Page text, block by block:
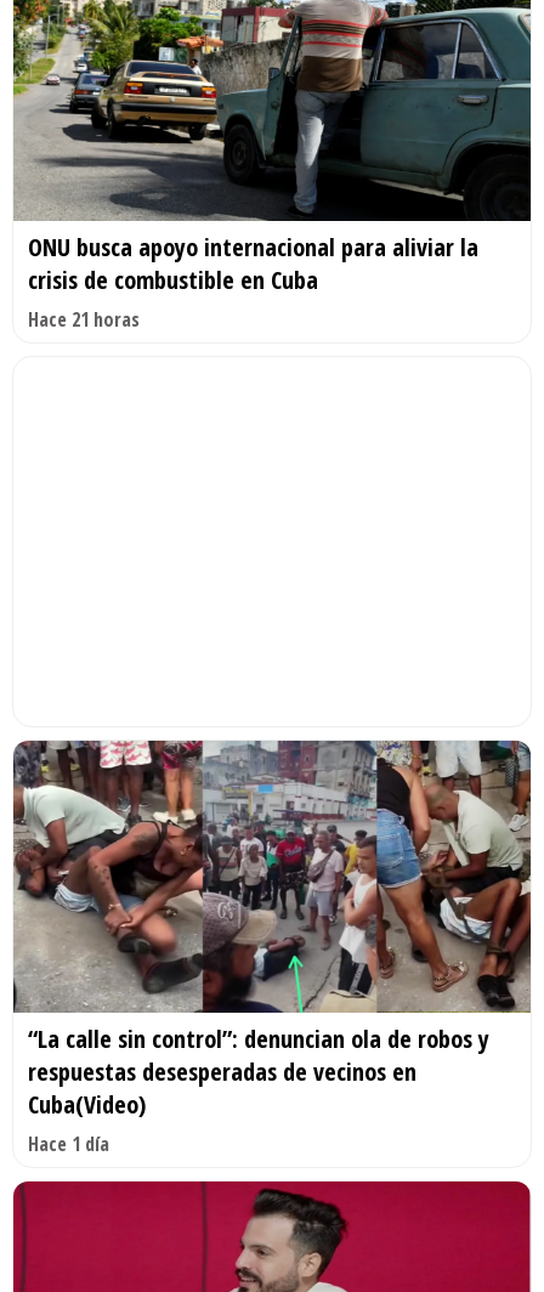
ONU busca apoyo internacional para aliviar la
crisis de combustible en Cuba
Hace 21 horas
“La calle sin control”: denuncian ola de robos y
respuestas desesperadas de vecinos en
Cuba(Video)
Hace 1 día